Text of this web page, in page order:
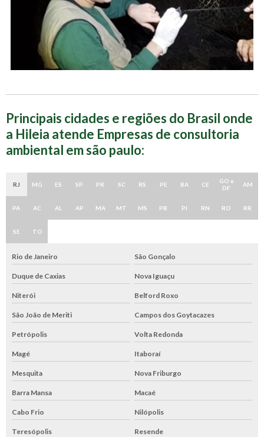
Principais cidades e regiões do Brasil onde
a Hileia atende Empresas de consultoria
ambiental em são paulo:
RJ MG ES SP PR SC RS PE BA CE
GO e
DF
AM
PA AC AL AP MA MT MS PB PI RN RO RR
SE TO
Rio de Janeiro São Gonçalo
Duque de Caxias Nova Iguaçu
Niterói Belford Roxo
São João de Meriti Campos dos Goytacazes
Petrópolis Volta Redonda
Magé Itaboraí
Mesquita Nova Friburgo
Barra Mansa Macaé
Cabo Frio Nilópolis
Teresópolis Resende